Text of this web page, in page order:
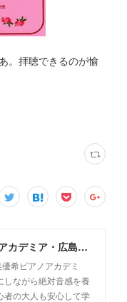
。拝聴できるのが愉
こだま美優希ピアノアカデミア・広島市中区
希ピアノアカデミ
しながら絶対音感を養
者の大人も安心して学